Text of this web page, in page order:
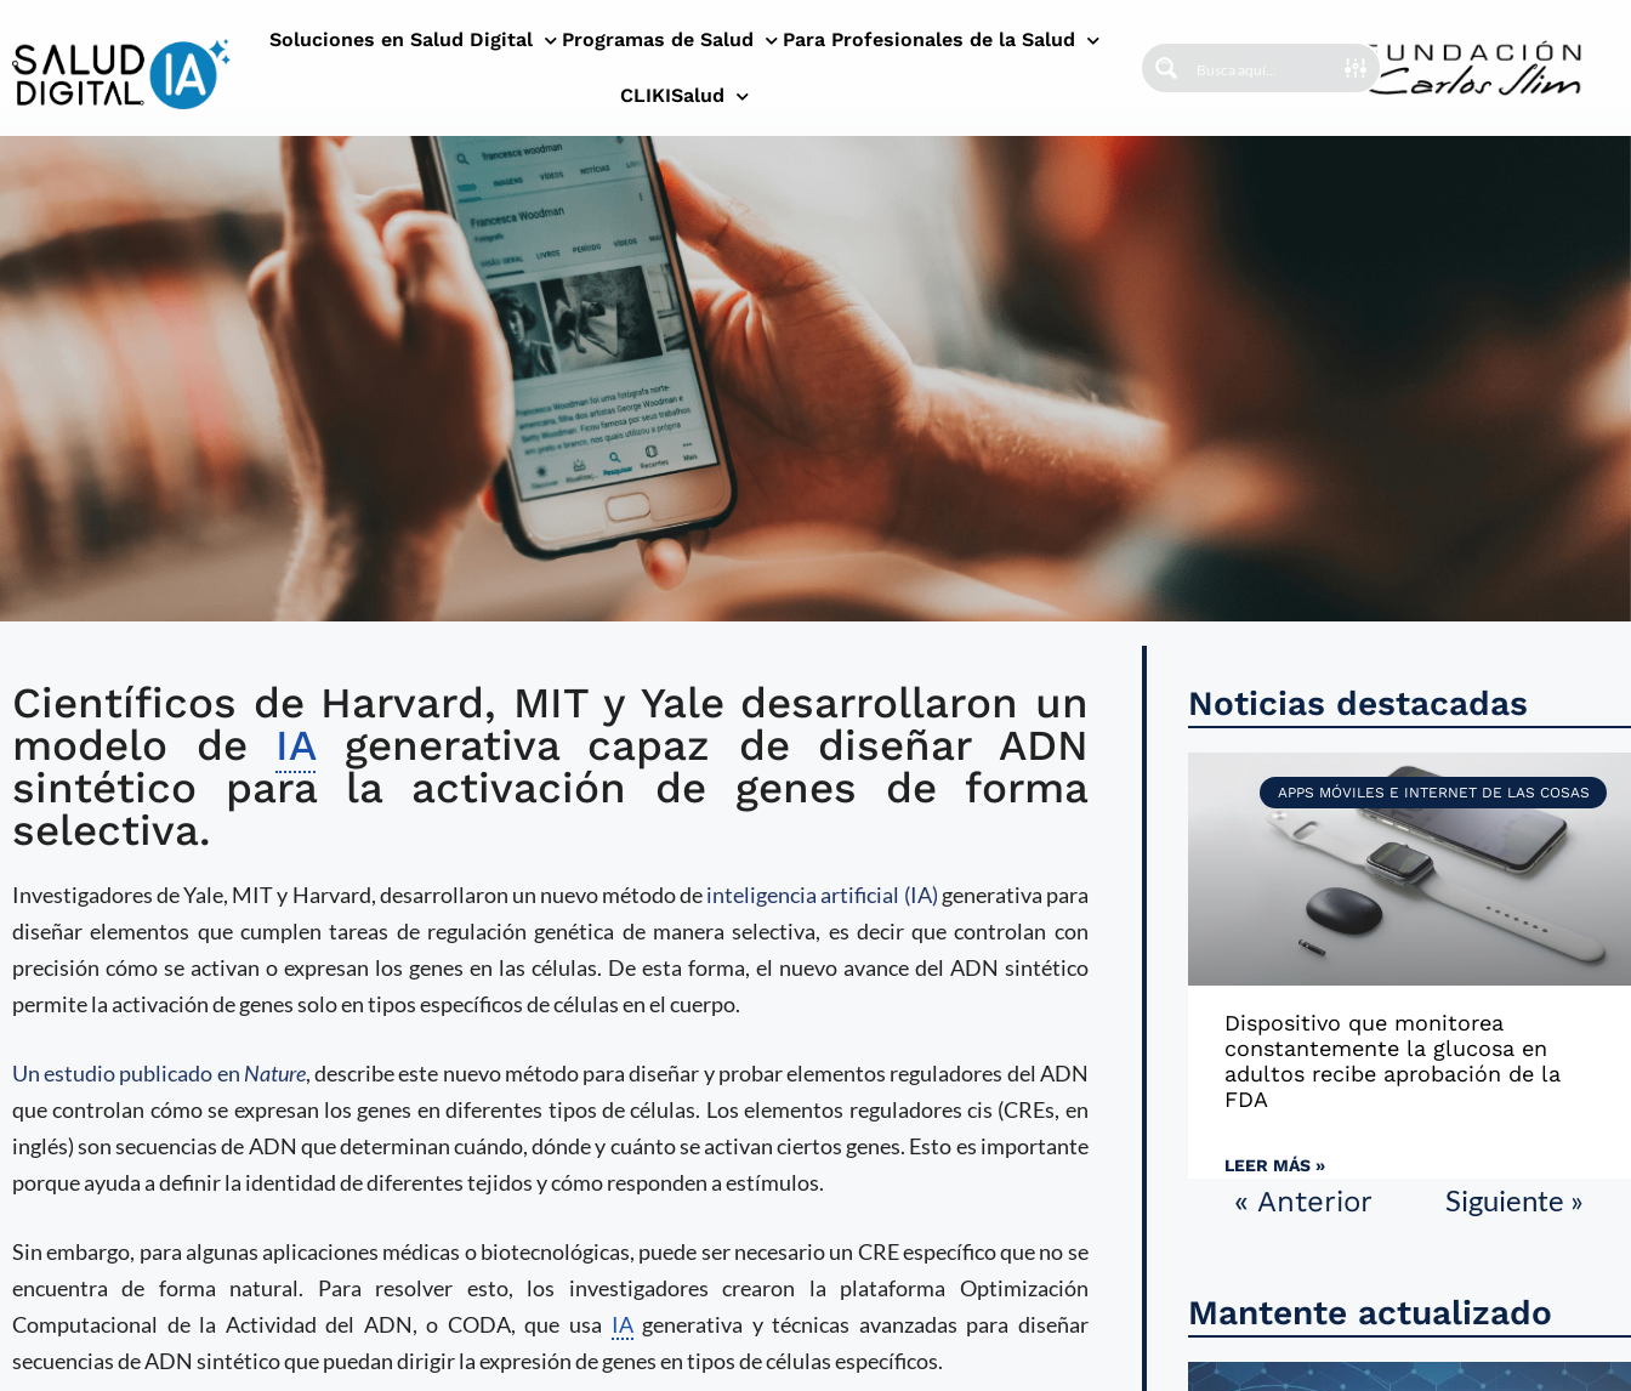
Soluciones en Salud Digital Programas de Salud Para Profesionales de la Salud
CLIKISalud
ADN sintético diseñado por IA generativa capaz
de activar genes de forma selectiva
Científicos de Harvard, MIT y Yale desarrollaron un
modelo de IAgenerativa capaz de diseñar ADN
sintético para la activación de genes de forma
selectiva.
Investigadores de Yale, MIT y Harvard, desarrollaron un nuevo método deinteligencia artificial (IA) generativa para
diseñar elementos que cumplen tareas de regulación genética de manera selectiva, es decir que controlan con
precisión cómo se activan o expresan los genes en las células. De esta forma, el nuevo avance del ADN sintético
permite la activación de genes solo en tipos específicos de células en el cuerpo.
Un estudio publicado en Nature, describe este nuevo método para diseñar y probar elementos reguladores del ADN
que controlan cómo se expresan los genes en diferentes tipos de células. Los elementos reguladores cis (CREs, en
inglés) son secuencias de ADN que determinan cuándo, dónde y cuánto se activan ciertos genes. Esto es importante
porque ayuda a definir la identidad de diferentes tejidos y cómo responden a estímulos.
Sin embargo, para algunas aplicaciones médicas o biotecnológicas, puede ser necesario un CRE específico que no se
encuentra de forma natural. Para resolver esto, los investigadores crearon la plataforma Optimización
Computacional de la Actividad del ADN, o CODA, que usa IAgenerativa y técnicas avanzadas para diseñar
secuencias de ADN sintético que puedan dirigir la expresión de genes en tipos de células específicos.
Noticias destacadas
APPS MÓVILES E INTERNET DE LAS COSAS
Dispositivo que monitorea
constantemente la glucosa en
adultos recibe aprobación de la
FDA
LEER MÁS »
« Anterior Siguiente »
Mantente actualizado